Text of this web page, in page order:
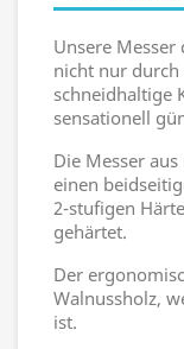
Unsere Messer
nicht nur durch
schneidhaltige
sensationell
Die Messer
einen
2-stufigen
gehärtet.
Der
Walnussholz,
ist.